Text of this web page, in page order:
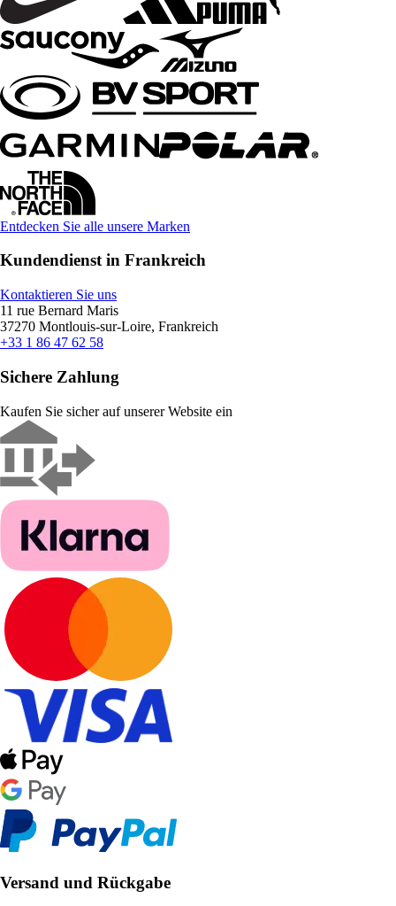
Entdecken Sie alle unsere Marken
Kundendienst in Frankreich
Kontaktieren Sie uns
11 rue Bernard Maris
37270 Montlouis-sur-Loire, Frankreich
+33 1 86 47 62 58
Sichere Zahlung
Kaufen Sie sicher auf unserer Website ein
Versand und Rückgabe